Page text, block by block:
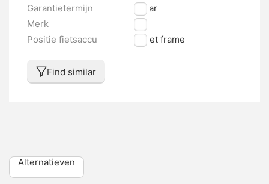
Garantietermijn
2 jaar
Merk
FIT
Positie fietsaccu
In het frame
Find similar
Alternatieven